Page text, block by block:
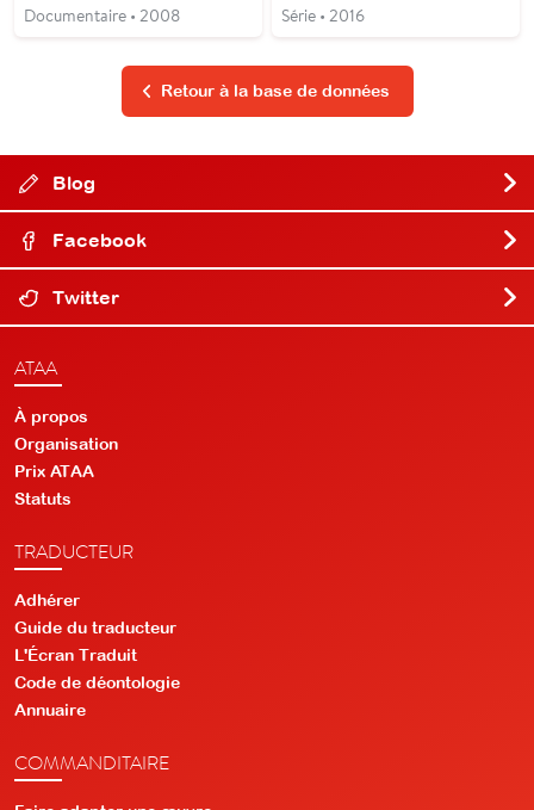
Documentaire • 2008 Série • 2016
Retour à la base de données
Blog
Facebook
Twitter
ATAA
À propos
Organisation
Prix ATAA
Statuts
TRADUCTEUR
Adhérer
Guide du traducteur
L'Écran Traduit
Code de déontologie
Annuaire
COMMANDITAIRE